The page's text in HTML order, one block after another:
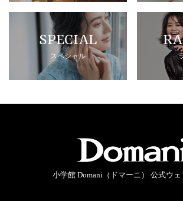
SPECIAL
スペシャル
小学館 Domani（ドマーニ） 公式ウェ